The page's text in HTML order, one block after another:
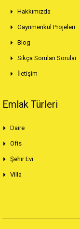
Hakkımızda
Gayrimenkul Projeleri
Blog
Sıkça Sorulan Sorular
İletişim
Emlak Türleri
Daire
Ofis
Şehir Evi
Villa